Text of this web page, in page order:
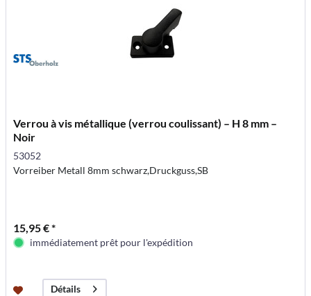
Verrou à vis métallique (verrou coulissant) – H 8 mm –
Noir
53052
Vorreiber Metall 8mm schwarz,Druckguss,SB
15,95 € *
immédiatement prêt pour l'expédition
Détails